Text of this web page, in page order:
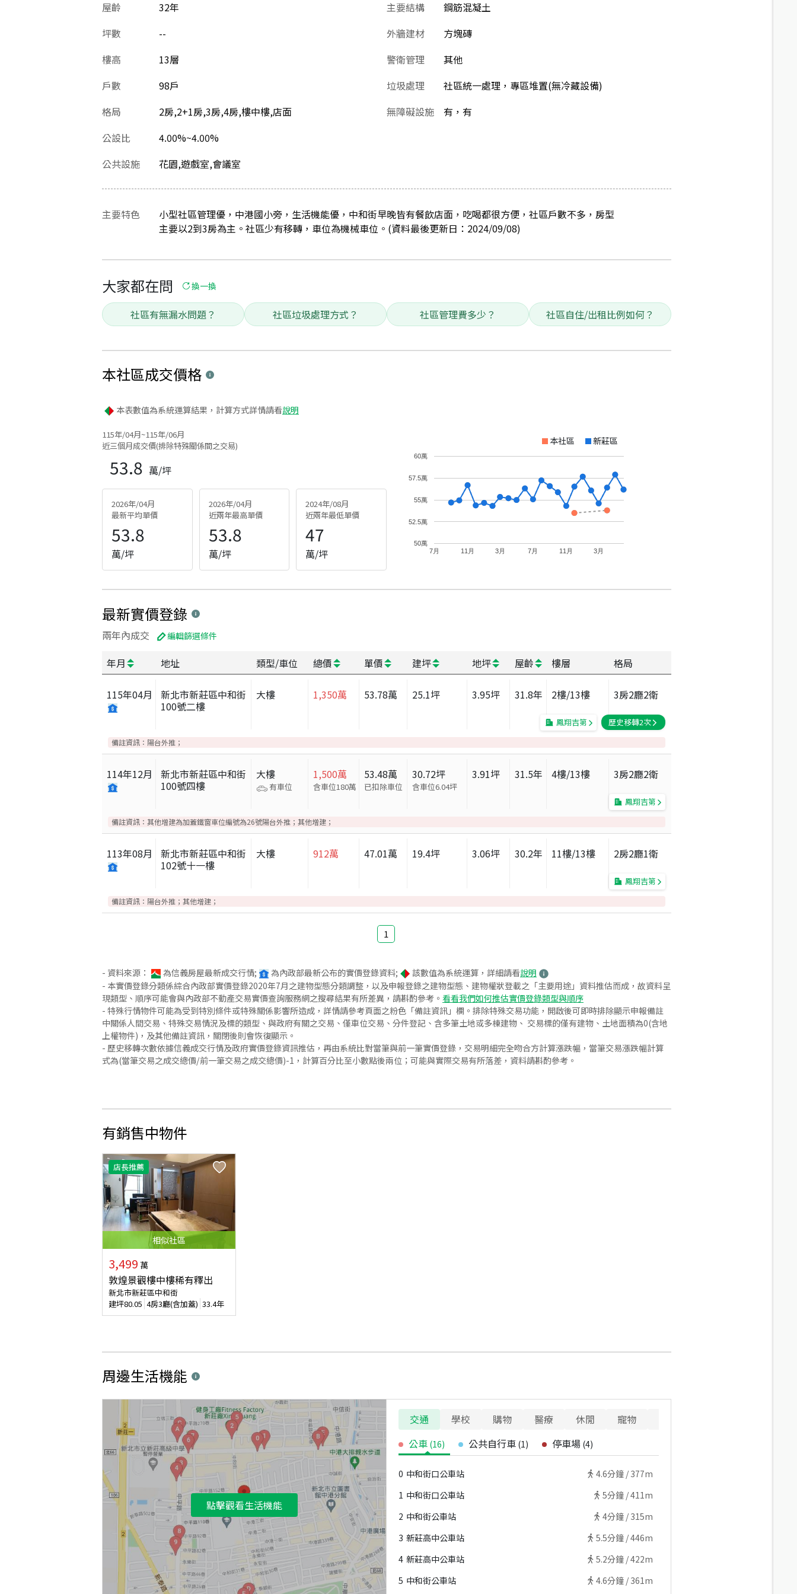
屋齡 32年
坪數
--
樓高
13層
戶數
98戶
格局
2房,2+1房,3房,4房,樓中樓,店面
公設比
4.00%~4.00%
主要結構
鋼筋混凝土
外牆建材
方塊磚
警衛管理
其他
垃圾處理
社區統一處理，專區堆置(無冷藏設備)
無障礙設施
有，有
公共設施 花園,遊戲室,會議室
主要特色
小型社區管理優，中港國小旁，生活機能優，中和街早晚皆有餐飲店面，吃喝都很方便，社區戶數不多，房型
主要以2到3房為主。社區少有移轉，車位為機械車位。(資料最後更新日：2024/09/08)
大家都在問 換一換
社區有無漏水問題？ 社區垃圾處理方式？ 社區管理費多少？ 社區自住/出租比例如何？
本社區成交價格
本表數值為系統運算結果，計算方式詳情請看說明
115年/04月~115年/06月
近三個月成交價(排除特殊關係間之交易)
53.8 萬/坪
2026年/04月
最新平均單價
53.8
萬/坪
2026年/04月
近兩年最高單價
53.8
萬/坪
2024年/08月
近兩年最低單價
47
萬/坪
本社區 新莊區
7月 11月 3月 7月 11月 3月
50萬
52.5萬
55萬
57.5萬
60萬
最新實價登錄
兩年內成交 編輯篩選條件
年月 地址 類型/車位 總價 單價 建坪 地坪 屋齡 樓層 格局
115年04月
新北市新莊區中和街
100號二樓
大樓 1,350萬 53.78萬 25.1坪 3.95坪 31.8年 2樓/13樓 3房2廳2衛
鳳翔吉第 歷史移轉2次
備註資訊： 陽台外推；
114年12月
新北市新莊區中和街
100號四樓
大樓
有車位
1,500萬
含車位180萬
53.48萬
已扣除車位
30.72坪
含車位6.04坪
3.91坪 31.5年 4樓/13樓 3房2廳2衛
鳳翔吉第
備註資訊： 其他增建為加蓋鐵窗車位編號為26號陽台外推；其他增建；
113年08月
新北市新莊區中和街
102號十一樓
大樓 912萬 47.01萬 19.4坪 3.06坪 30.2年 11樓/13樓 2房2廳1衛
鳳翔吉第
備註資訊： 陽台外推；其他增建；
1
- 資料來源： 為信義房屋最新成交行情; 為內政部最新公布的實價登錄資料; 該數值為系統運算，詳細請看說明
- 本實價登錄分類係綜合內政部實價登錄2020年7月之建物型態分類調整，以及申報登錄之建物型態、建物權狀登載之「主要用途」資料推估而成，故資料呈
現類型、順序可能會與內政部不動產交易實價查詢服務網之搜尋結果有所差異，請斟酌參考。 看看我們如何推估實價登錄類型與順序
- 特殊行情物件可能為受到特別條件或特殊關係影響所造成，詳情請參考頁面之粉色「備註資訊」欄。排除特殊交易功能，開啟後可即時排除顯示申報備註
中關係人間交易、特殊交易情況及標的類型、與政府有關之交易、僅車位交易、分件登記、含多筆土地或多棟建物、 交易標的僅有建物、土地面積為0(含地
上權物件)，及其他備註資訊，關閉後則會恢復顯示。
- 歷史移轉次數依據信義成交行情及政府實價登錄資訊推估，再由系統比對當筆與前一筆實價登錄，交易明細完全吻合方計算漲跌幅，當筆交易漲跌幅計算
式為(當筆交易之成交總價/前一筆交易之成交總價)-1，計算百分比至小數點後兩位；可能與實際交易有所落差，資料請斟酌參考。
有銷售中物件
店長推薦
相似社區
3,499 萬
敦煌景觀樓中樓稀有釋出
新北市新莊區中和街
建坪80.05 4房3廳(含加蓋) 33.4年
周邊生活機能
點擊觀看生活機能
交通 學校 購物 醫療 休閒 寵物
公車 (16) 公共自行車 (1) 停車場 (4)
0 中和街口公車站 4.6分鐘 / 377m
1 中和街口公車站 5分鐘 /411m
2 中和街公車站 4分鐘 / 315m
3 新莊高中公車站 5.5分鐘 /446m
4 新莊高中公車站 5.2分鐘 /422m
5 中和街公車站 4.6分鐘 / 361m